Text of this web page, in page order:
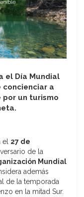
el Día Mundial
concienciar a
un turismo
el 27 de
de la
Mundial
además
de la temporada
en la mitad Sur.